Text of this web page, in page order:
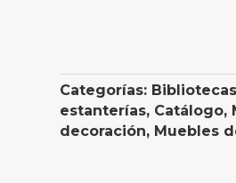
Categorías:
estanterías, Catálogo,
decoración, Muebles